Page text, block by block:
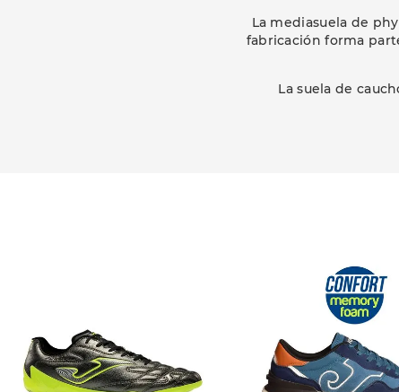
La mediasuela de
fabricación forma
La suela de